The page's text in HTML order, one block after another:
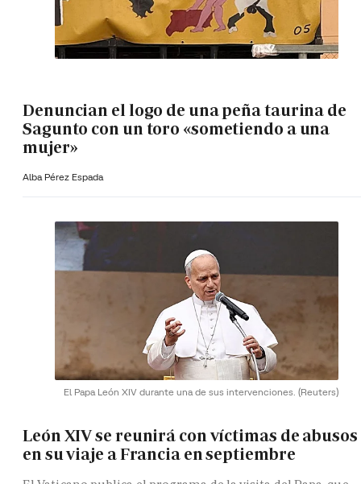
Denuncian el logo de una peña taurina de
Sagunto con un toro «sometiendo a una
mujer»
Alba Pérez Espada
El Papa León XIV durante una de sus intervenciones. (Reuters)
León XIV se reunirá con víctimas de abusos
en su viaje a Francia en septiembre